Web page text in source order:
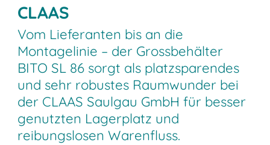
CLAAS
Vom Lieferanten bis an die
Montagelinie – der Grossbehälter
BITO SL 86 sorgt als platzsparendes
und sehr robustes Raumwunder bei
der CLAAS Saulgau GmbH für besser
genutzten Lagerplatz und
reibungslosen Warenfluss.